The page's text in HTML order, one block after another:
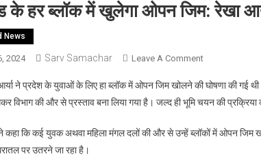
के हर ब्लॉक में खुलेगा ओपन जिम: रेखा
News
2024 Sarv Samachar Leave A CommentOn
के
हर
में
ने प्रदेश के युवाओं के लिए हा ब्लॉक में ओपन जिम खोलने की घोषणा की गई
विभाग की और से प्रस्ताव बना लिया गया है। जल्द ही भूमि चयन की प्रक्रिया
ने कहा कि कई युवक अथवा महिला मंगल दलों की और से उन्हें ब्लॉकों में ओपन
पर उतरने जा रहा है।